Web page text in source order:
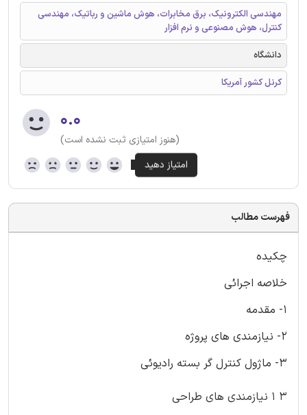
مهندسی الکترونیک، برق مخابرات، هوش ماشین و رباتیک، مهندسی
کنترل، هوش مصنوعی و نرم افزار
دانشگاه
کرنل کشور آمریکا
۰.۰
(هنوز امتیازی ثبت نشده است)
فهرست مطالب
چکیده
خلاصه اجرائی
۱- مقدمه
۲- نیازمندی های پروژه
۳- ماژول کنترل گر بسته رادیوئی
۳ ۱ نیازمندی های طراحی